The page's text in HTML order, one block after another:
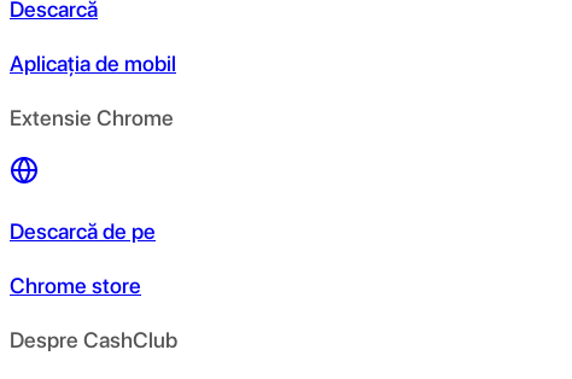
Descarcă
Aplicația de mobil
Extensie Chrome
Descarcă de pe
Chrome store
Despre CashClub